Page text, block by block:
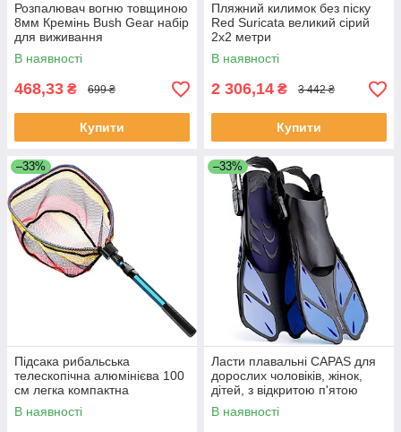
Розпалювач вогню товщиною
8мм Кремінь Bush Gear набір
для виживання
В наявності
468,33 ₴ 699 ₴
Купити
Пляжний килимок без піску
Red Suricata великий сірий
2х2 метри
В наявності
2 306,14 ₴ 3 442 ₴
Купити
–33%
Підсака рибальська
телескопічна алюмінієва 100
см легка компактна
В наявності
–33%
Ласти плавальні CAPAS для
дорослих чоловіків, жінок,
дітей, з відкритою п'ятою
В наявності